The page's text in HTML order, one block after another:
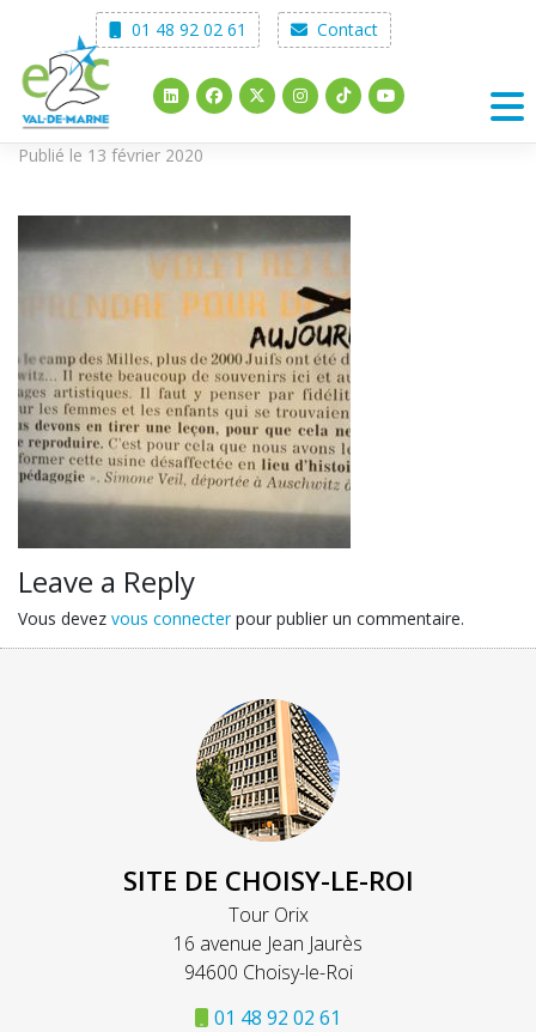
content
01 48 92 02 61 Contact
Publié le 13 février 2020
Leave a Reply
Vous devez vous connecter pour publier un commentaire.
SITE DE CHOISY-LE-ROI
Tour Orix
16 avenue Jean Jaurès
94600 Choisy-le-Roi
01 48 92 02 61